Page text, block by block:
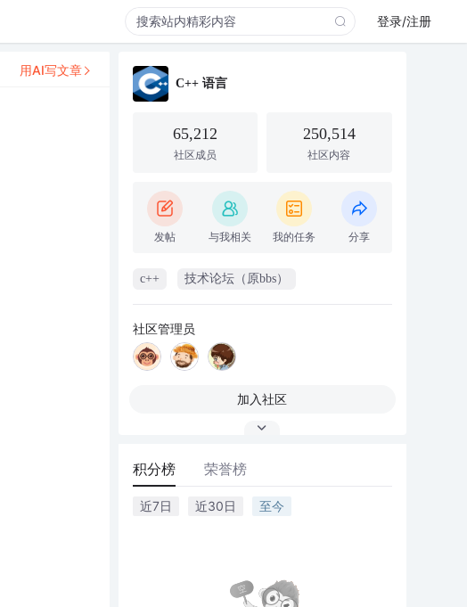
登录/注册
用AI写文章
C++ 语言
65,212
社区成员
250,514
社区内容
发帖 与我相关 我的任务 分享
c++ 技术论坛（原bbs）
社区管理员
加入社区
积分榜 荣誉榜
近7日 近30日 至今